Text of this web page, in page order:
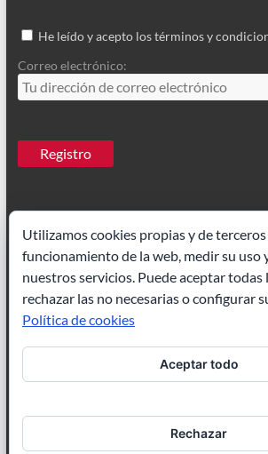
He leído y acepto los términos y
Correo electrónico:
Ilustrador Madrid|Paisajes
Ilustración de cuentos|
Utilizamos cookies propias y de
funcionamiento de la web, medir su uso
nuestros servicios. Puede aceptar todas
rechazar las no necesarias o configurar
Política de cookies
Aceptar todo
Rechazar